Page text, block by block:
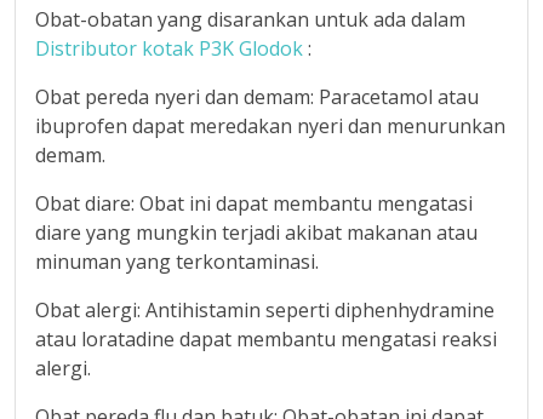
Obat-obatan yang disarankan untuk ada dalam
Distributor kotak P3K Glodok:
Obat pereda nyeri dan demam: Paracetamol atau
ibuprofen dapat meredakan nyeri dan menurunkan
demam.
Obat diare: Obat ini dapat membantu mengatasi
diare yang mungkin terjadi akibat makanan atau
minuman yang terkontaminasi.
Obat alergi: Antihistamin seperti diphenhydramine
atau loratadine dapat membantu mengatasi reaksi
alergi.